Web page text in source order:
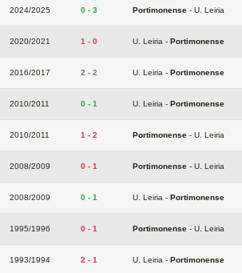
2024/2025 0 - 3 Portimonense - U. Leiria
2020/2021 1 - 0 U. Leiria - Portimonense
2016/2017 2 - 2 U. Leiria - Portimonense
2010/2011 0 - 1 U. Leiria - Portimonense
2010/2011 1 - 2 Portimonense - U. Leiria
2008/2009 0 - 1 Portimonense - U. Leiria
2008/2009 0 - 1 U. Leiria - Portimonense
1995/1996 0 - 1 Portimonense - U. Leiria
1993/1994 2 - 1 U. Leiria - Portimonense